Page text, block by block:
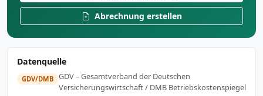
Abrechnung erstellen
Datenquelle
GDV/DMB GDV – Gesamtverband der Deutschen
Versicherungswirtschaft / DMB Betriebskostenspiegel